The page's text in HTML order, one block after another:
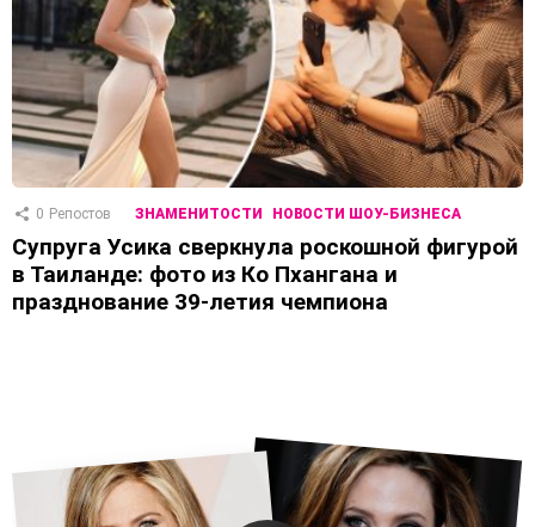
0 Репостов ЗНАМЕНИТОСТИ НОВОСТИ ШОУ-БИЗНЕСА
Супруга Усика сверкнула роскошной фигурой
в Таиланде: фото из Ко Пхангана и
празднование 39-летия чемпиона